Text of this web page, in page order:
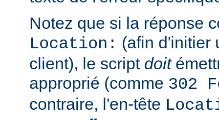
Notez que si la réponse
Location: (afin d'initier
client), le script doit
approprié (comme 302
contraire, l'en-tête